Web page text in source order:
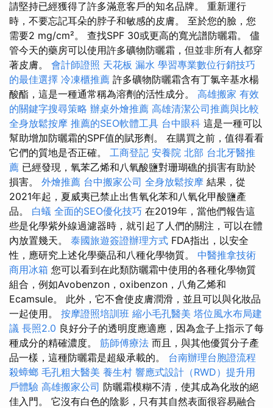
請堅持已經獲得了許多滿意客戶的知名品牌。 重新運行
時，不要忘記耳朵的脖子和敏感的皮膚。 至於您的臉，您
需要2 mg/cm²。 查找SPF 30或更高的寬光譜防曬霜。 儘
管今天的藥房可以使用許多礦物防曬霜，但並非所有人都穿
著皮膚。 會計師證照 天花板 漏水 學習專業數位行銷技巧
的最佳選擇 冷凍櫃推薦 許多礦物防曬霜含有丁氯辛基水楊
酸酯，這是一種通常稱為溶劑的活性成分。 高雄搬家 有效
的關鍵字搜尋策略 辦桌外燴推薦 高雄清潔公司推薦與比較
全身放鬆按摩 推薦的SEO軟體工具 台中眼科 這是一種可以
幫助增加防曬霜的SPF值的賦形劑。 在購買之前，值得看看
它們的質地是否正確。 工商登記 安養院 北部 台北牙醫推
薦 已經發現，氧苯乙烯和八氧酸鹽對珊瑚礁的損害有助於
損害。 外燴推薦 台中搬家公司 全身放鬆按摩 結果，從
2021年起，夏威夷已禁止出售氧化苯和八氧化甲酸鹽產
品。 白蟻 全面的SEO優化技巧 在2019年，當他們報告這
些是化學紫外線過濾器時，就引起了人們的關注，可以在體
內放置幾天。 泰國旅遊簽證辦理方式 FDA指出，以安全
性，應研究上述化學藥品和八種化學物質。 中醫推拿技術
商用冰箱 您可以看到在此類防曬霜中使用的各種化學物質
組合，例如Avobenzon，oxibenzon，八角乙烯和
Ecamsule。 此外，它不會使皮膚潤滑，並且可以與化妝品
一起使用。 按摩證照培訓班 縮小毛孔醫美 塔位風水布局建
議 長照2.0 良好分子的透明度應適應，因為盒子上指示了每
種成分的精確濃度。 筋師傅療法 而且，與其他優質分子產
品一樣，這種防曬霜是超級承載的。 台南辦理台胞證流程
殺蟑螂 毛孔粗大醫美 養生村 響應式設計（RWD）提升用
戶體驗 高雄搬家公司 防曬霜模糊不清，使其成為化妝的絕
佳入門。 它沒有白色的陰影，只有其自然表面很容易融合